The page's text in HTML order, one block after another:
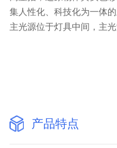
集人性化、科技化为一体的
主光源位于灯具中间，主
产品特点